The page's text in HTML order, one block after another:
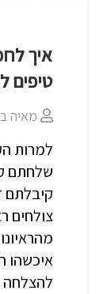
טיפים
מאיה
למרות
שלחתם
קיבלתם
צולחים
להצלחה